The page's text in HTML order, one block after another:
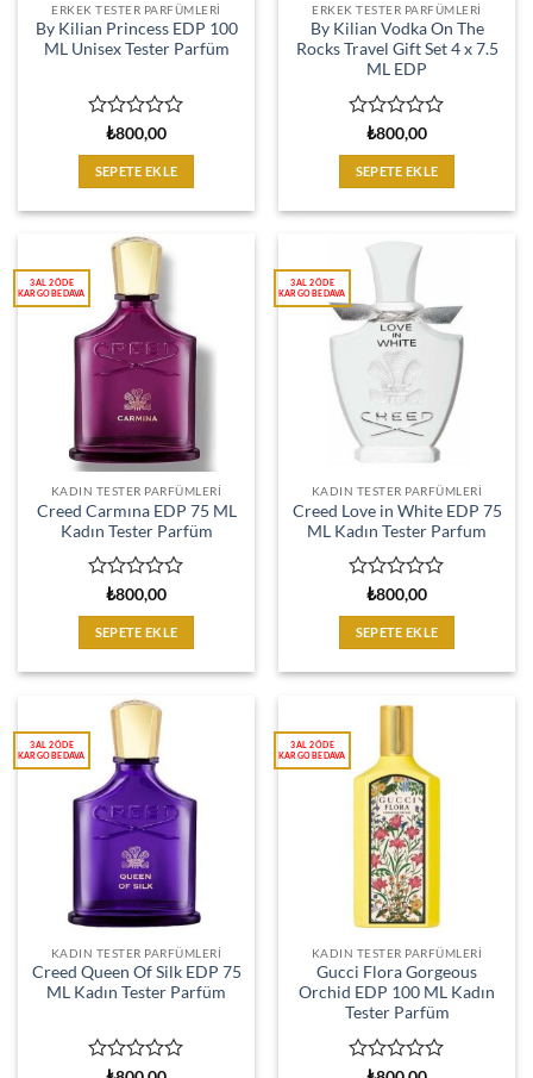
ERKEK TESTER PARFÜMLERI
By Kilian Princess EDP 100
ML Unisex Tester Parfüm
üzerinden
0
oy
aldı
₺800,00
SEPETE EKLE
ERKEK TESTER PARFÜMLERI
By Kilian Vodka On The
Rocks Travel Gift Set 4 x 7.5
ML EDP
üzerinden
0
oy
aldı
₺800,00
SEPETE EKLE
KADIN TESTER PARFÜMLERI
Creed Carmına EDP 75 ML
Kadın Tester Parfüm
üzerinden
0
oy
aldı
₺800,00
SEPETE EKLE
KADIN TESTER PARFÜMLERI
Creed Love in White EDP 75
ML Kadın Tester Parfum
üzerinden
0
oy
aldı
₺800,00
SEPETE EKLE
KADIN TESTER PARFÜMLERI
Creed Queen Of Silk EDP 75
ML Kadın Tester Parfüm
KADIN TESTER PARFÜMLERI
Gucci Flora Gorgeous
Orchid EDP 100 ML Kadın
Tester Parfüm